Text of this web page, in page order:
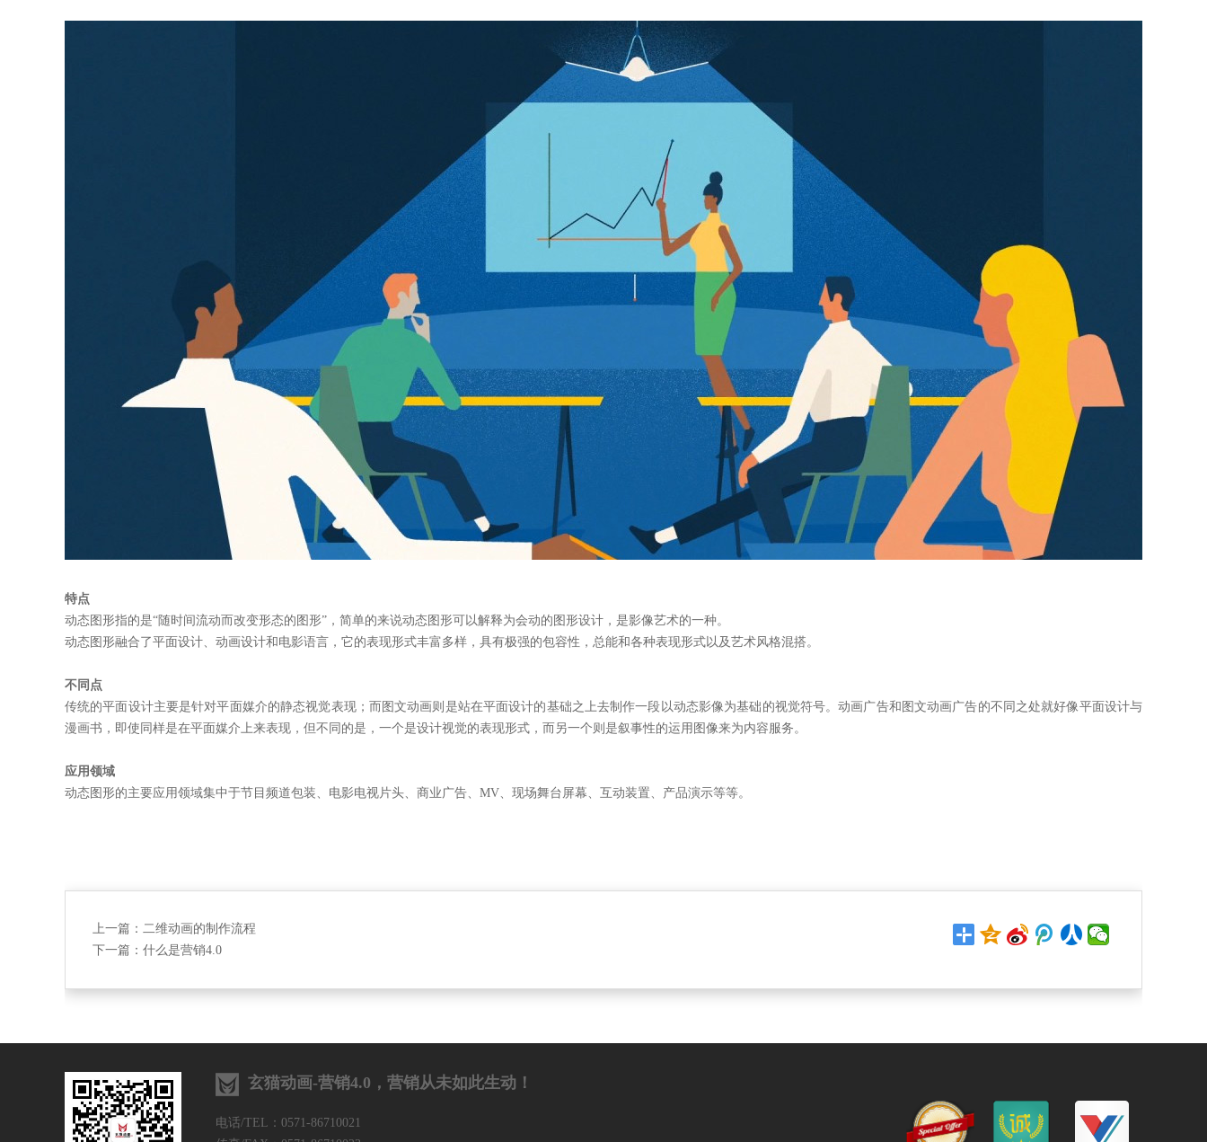
特点
动态图形指的是“随时间流动而改变形态的图形”，简单的来说动态图形可以解释为会动的图形设计，是影像艺术的一种。
动态图形融合了平面设计、动画设计和电影语言，它的表现形式丰富多样，具有极强的包容性，总能和各种表现形式以及艺术风格混搭。
不同点
传统的平面设计主要是针对平面媒介的静态视觉表现；而图文动画则是站在平面设计的基础之上去制作一段以动态影像为基础的视觉符号。动画广告和图文动画广告的不同之处就好像平面设计与
漫画书，即使同样是在平面媒介上来表现，但不同的是，一个是设计视觉的表现形式，而另一个则是叙事性的运用图像来为内容服务。
应用领域
动态图形的主要应用领域集中于节目频道包装、电影电视片头、商业广告、MV、现场舞台屏幕、互动装置、产品演示等等。
上一篇： 二维动画的制作流程
下一篇： 什么是营销4.0
玄猫动画-营销4.0，营销从未如此生动！
电话/TEL：0571-86710021